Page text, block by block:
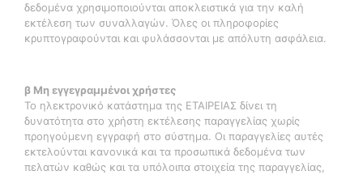
δεδομένα χρησιμοποιούνται αποκλειστικά για την καλή
εκτέλεση των συναλλαγών. Όλες οι πληροφορίες
κρυπτογραφούνται και φυλάσσονται με απόλυτη ασφάλεια.
β Μη εγγεγραμμένοι χρήστες
Το ηλεκτρονικό κατάστημα της ΕΤΑΙΡΕΙΑΣ δίνει τη
δυνατότητα στο χρήστη εκτέλεσης παραγγελίας χωρίς
προηγούμενη εγγραφή στο σύστημα. Οι παραγγελίες αυτές
εκτελούνται κανονικά και τα προσωπικά δεδομένα των
πελατών καθώς και τα υπόλοιπα στοιχεία της παραγγελίας,